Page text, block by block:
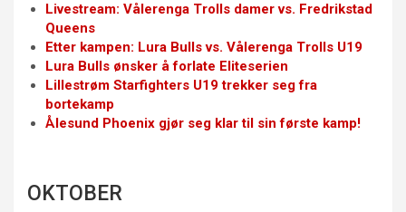
Livestream: Vålerenga Trolls damer vs. Fredrikstad
Queens
Etter kampen: Lura Bulls vs. Vålerenga Trolls U19
Lura Bulls ønsker å forlate Eliteserien
Lillestrøm Starfighters U19 trekker seg fra
bortekamp
Ålesund Phoenix gjør seg klar til sin første kamp!
OKTOBER